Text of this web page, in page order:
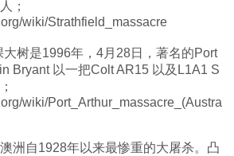
；
wiki/Strathfield_massacre
树是1996年，4月28日，著名的Port
Bryant 以一把Colt AR15 以及L1A1 S
wiki/Port_Arthur_massacre_(Austra
洲自1928年以来最惨重的大屠杀。凸